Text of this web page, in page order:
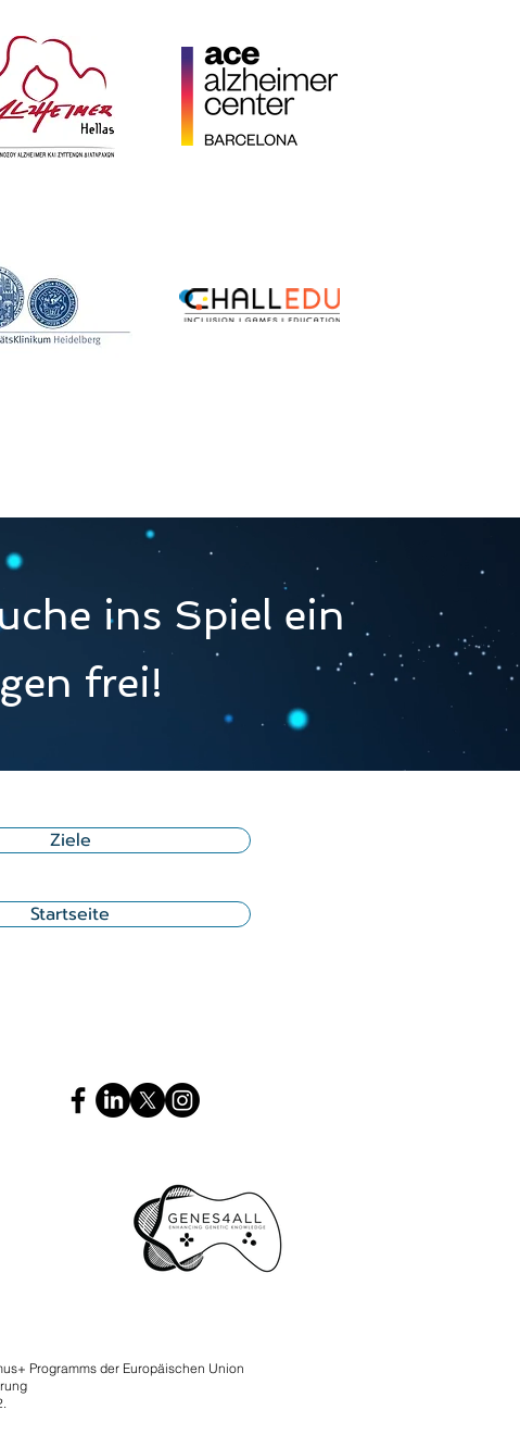
ins Spiel ein
frei!
Ziele
Startseite
Programms der Europäischen Union